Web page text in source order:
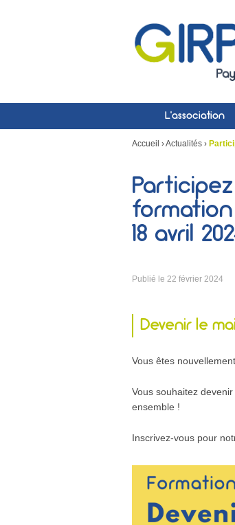
L’association
Accueil ›Actualités ›
18 avril
Publié le 22 février 2024
Devenir le
Vous êtes
Vous souhaitez
ensemble !
Inscrivez-vous pour